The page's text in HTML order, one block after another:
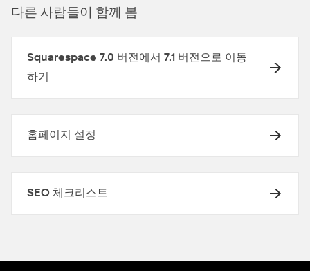
다른 사람들이 함께 봄
Squarespace 7.0 버전에서 7.1 버전으로 이동
하기
홈페이지 설정
SEO 체크리스트